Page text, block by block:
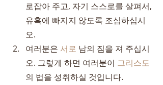
로잡아 주고, 자기 스스로를 살펴서,
유혹에 빠지지 않도록 조심하십시
오.
여러분은 서로 남의 짐을 져 주십시
오. 그렇게 하면 여러분이 그리스도
의 법을 성취하실 것입니다.